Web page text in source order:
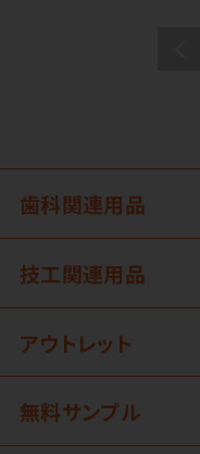
歯科関連用品
技工関連用品
アウトレット
無料サンプル